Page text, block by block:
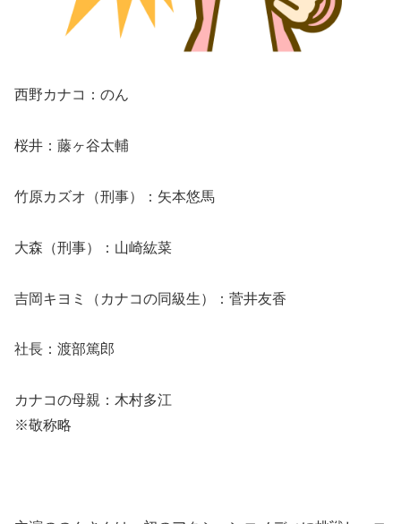
西野カナコ：のん
桜井：藤ヶ谷太輔
竹原カズオ（刑事）：矢本悠馬
大森（刑事）：山崎紘菜
吉岡キヨミ（カナコの同級生）：菅井友香
社長：渡部篤郎
カナコの母親：木村多江
※敬称略